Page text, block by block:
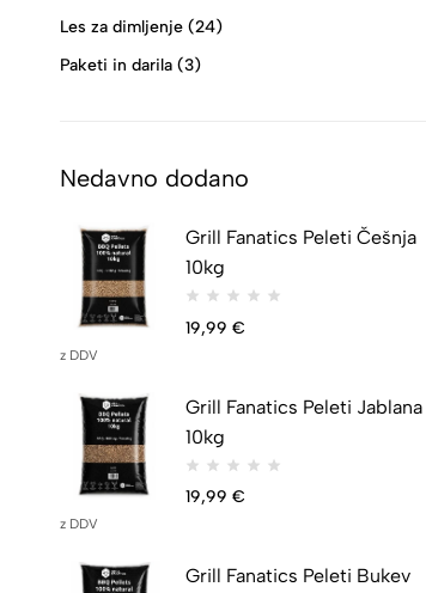
Les za dimljenje (24)
Paketi in darila (3)
Nedavno dodano
Grill Fanatics Peleti Češnja
10kg
19,99 €
z DDV
Grill Fanatics Peleti Jablana
10kg
19,99 €
z DDV
Grill Fanatics Peleti Bukev